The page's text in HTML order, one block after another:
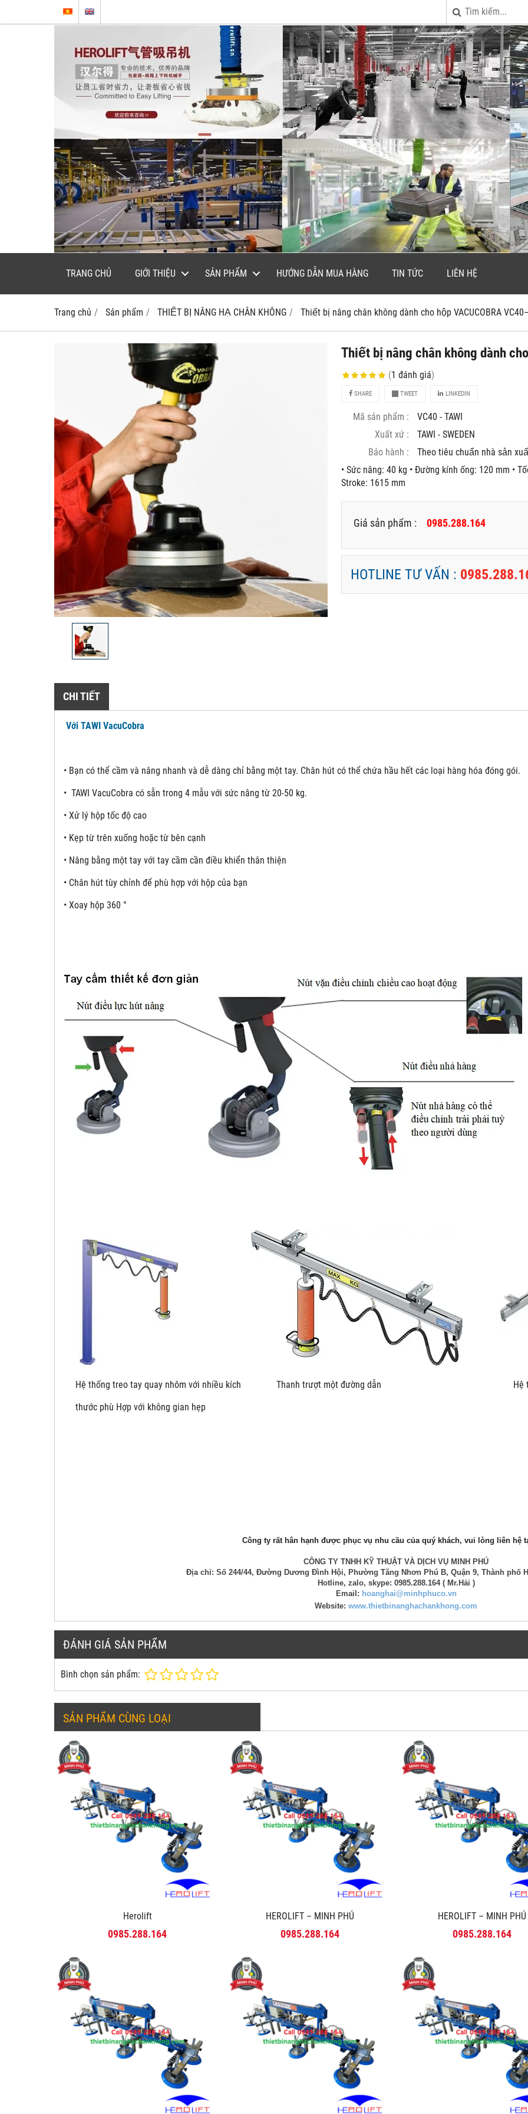
TRANG CHỦ GIỚI THIỆU SẢN PHẨM HƯỚNG DẪN MUA HÀNG TIN TỨC LIÊN HỆ
Trang chủ Sản phẩm THIẾT BỊ NÂNG HẠ CHÂN KHÔNG Thiết bị nâng chân không dành cho hộp VACUCOBRA
Thiết bị nâng chân không dành
(1đánh giá)
SHARE TWEET LINKEDIN
Mã sản phẩm :
VC40 - TAWI
Xuất xứ :
TAWI - SWEDEN
Bảo hành :
Theo tiêu chuẩn nhà sản
• Sức nâng: 40 kg • Đường kính ống: 120 mm •
Stroke: 1615 mm
Giá sản phẩm : 0985.288.164
HOTLINE TƯ VẤN :
CHI TIẾT
Với TAWI VacuCobra
• Bạn có thể cầm và nâng nhanh và dễ dàng chỉ bằng một tay. Chân hút có thể chứa hầu hết các loại hàng hóa đóng gói.
• TAWI VacuCobra có sẵn trong 4 mẫu với sức nâng từ 20-50 kg.
• Xử lý hộp tốc độ cao
• Kẹp từ trên xuống hoặc từ bên cạnh
• Nâng bằng một tay với tay cầm cần điều khiển thân thiện
• Chân hút tùy chỉnh để phù hợp với hộp của bạn
• Xoay hộp 360 °
Hệ thống treo tay quay nhôm với nhiều kích Thanh trượt một đường dẫn Hệ thống trượt
thước phù Hợp với không gian hẹp
Công ty rất hân hạnh được phục vụ nhu cầu của quý khách, vui lòng liên hệ
CÔNG TY TNHH KỸ THUẬT VÀ DỊCH VỤ MINH PHÚ
Địa chỉ: Số 244/44, Đường Dương Đình Hội, Phường Tăng Nhơn Phú B, Quận 9, Thành phố
Hotline, zalo, skype: 0985.288.164 ( Mr.Hải )
Email: hoanghai@minhphuco.vn
Website: www.thietbinanghachankhong.com
ĐÁNH GIÁ SẢN PHẨM
Bình chọn sản phẩm:
SẢN PHẨM CÙNG LOẠI
Herolift
0985.288.164
HEROLIFT – MINH PHÚ
0985.288.164
HEROLIFT – MINH PHÚ
0985.288.164